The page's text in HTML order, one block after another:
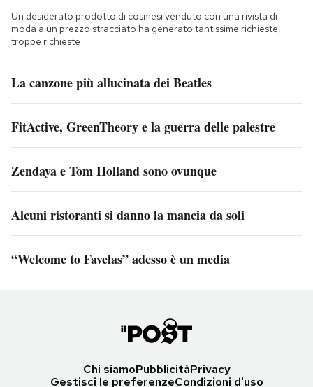
Un desiderato prodotto di cosmesi venduto con una rivista di
moda a un prezzo stracciato ha generato tantissime richieste,
troppe richieste
La canzone più allucinata dei Beatles
FitActive, GreenTheory e la guerra delle palestre
Zendaya e Tom Holland sono ovunque
Alcuni ristoranti si danno la mancia da soli
“Welcome to Favelas” adesso è un media
Chi siamoPubblicitàPrivacy
Gestisci le preferenzeCondizioni d'uso